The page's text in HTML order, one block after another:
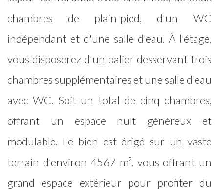
chambres de plain-pied, d'un WC
indépendant et d'une salle d'eau. À l'étage,
vous disposerez d'un palier desservant trois
chambres supplémentaires et une salle d'eau
avec WC. Soit un total de cinq chambres,
offrant un espace nuit généreux et
modulable. Le bien est érigé sur un vaste
terrain d'environ 4567 m², vous offrant un
grand espace extérieur pour profiter du